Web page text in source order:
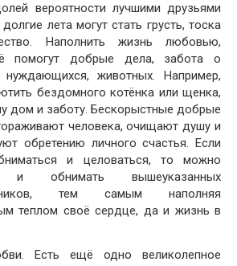
вероятности лучшими друзьями
лета могут стать грусть, тоска
Наполнить жизнь любовью,
помогут добрые дела, забота о
животных. Например,
бездомного котёнка или щенка,
дом и заботу. Бескорыстные добрые
человека, очищают душу и
обретению личного счастья. Если
и целоваться, то можно
и обнимать вышеуказанных
тем самым наполняя
теплом своё сердце, да и жизнь в
Есть ещё одно великолепное